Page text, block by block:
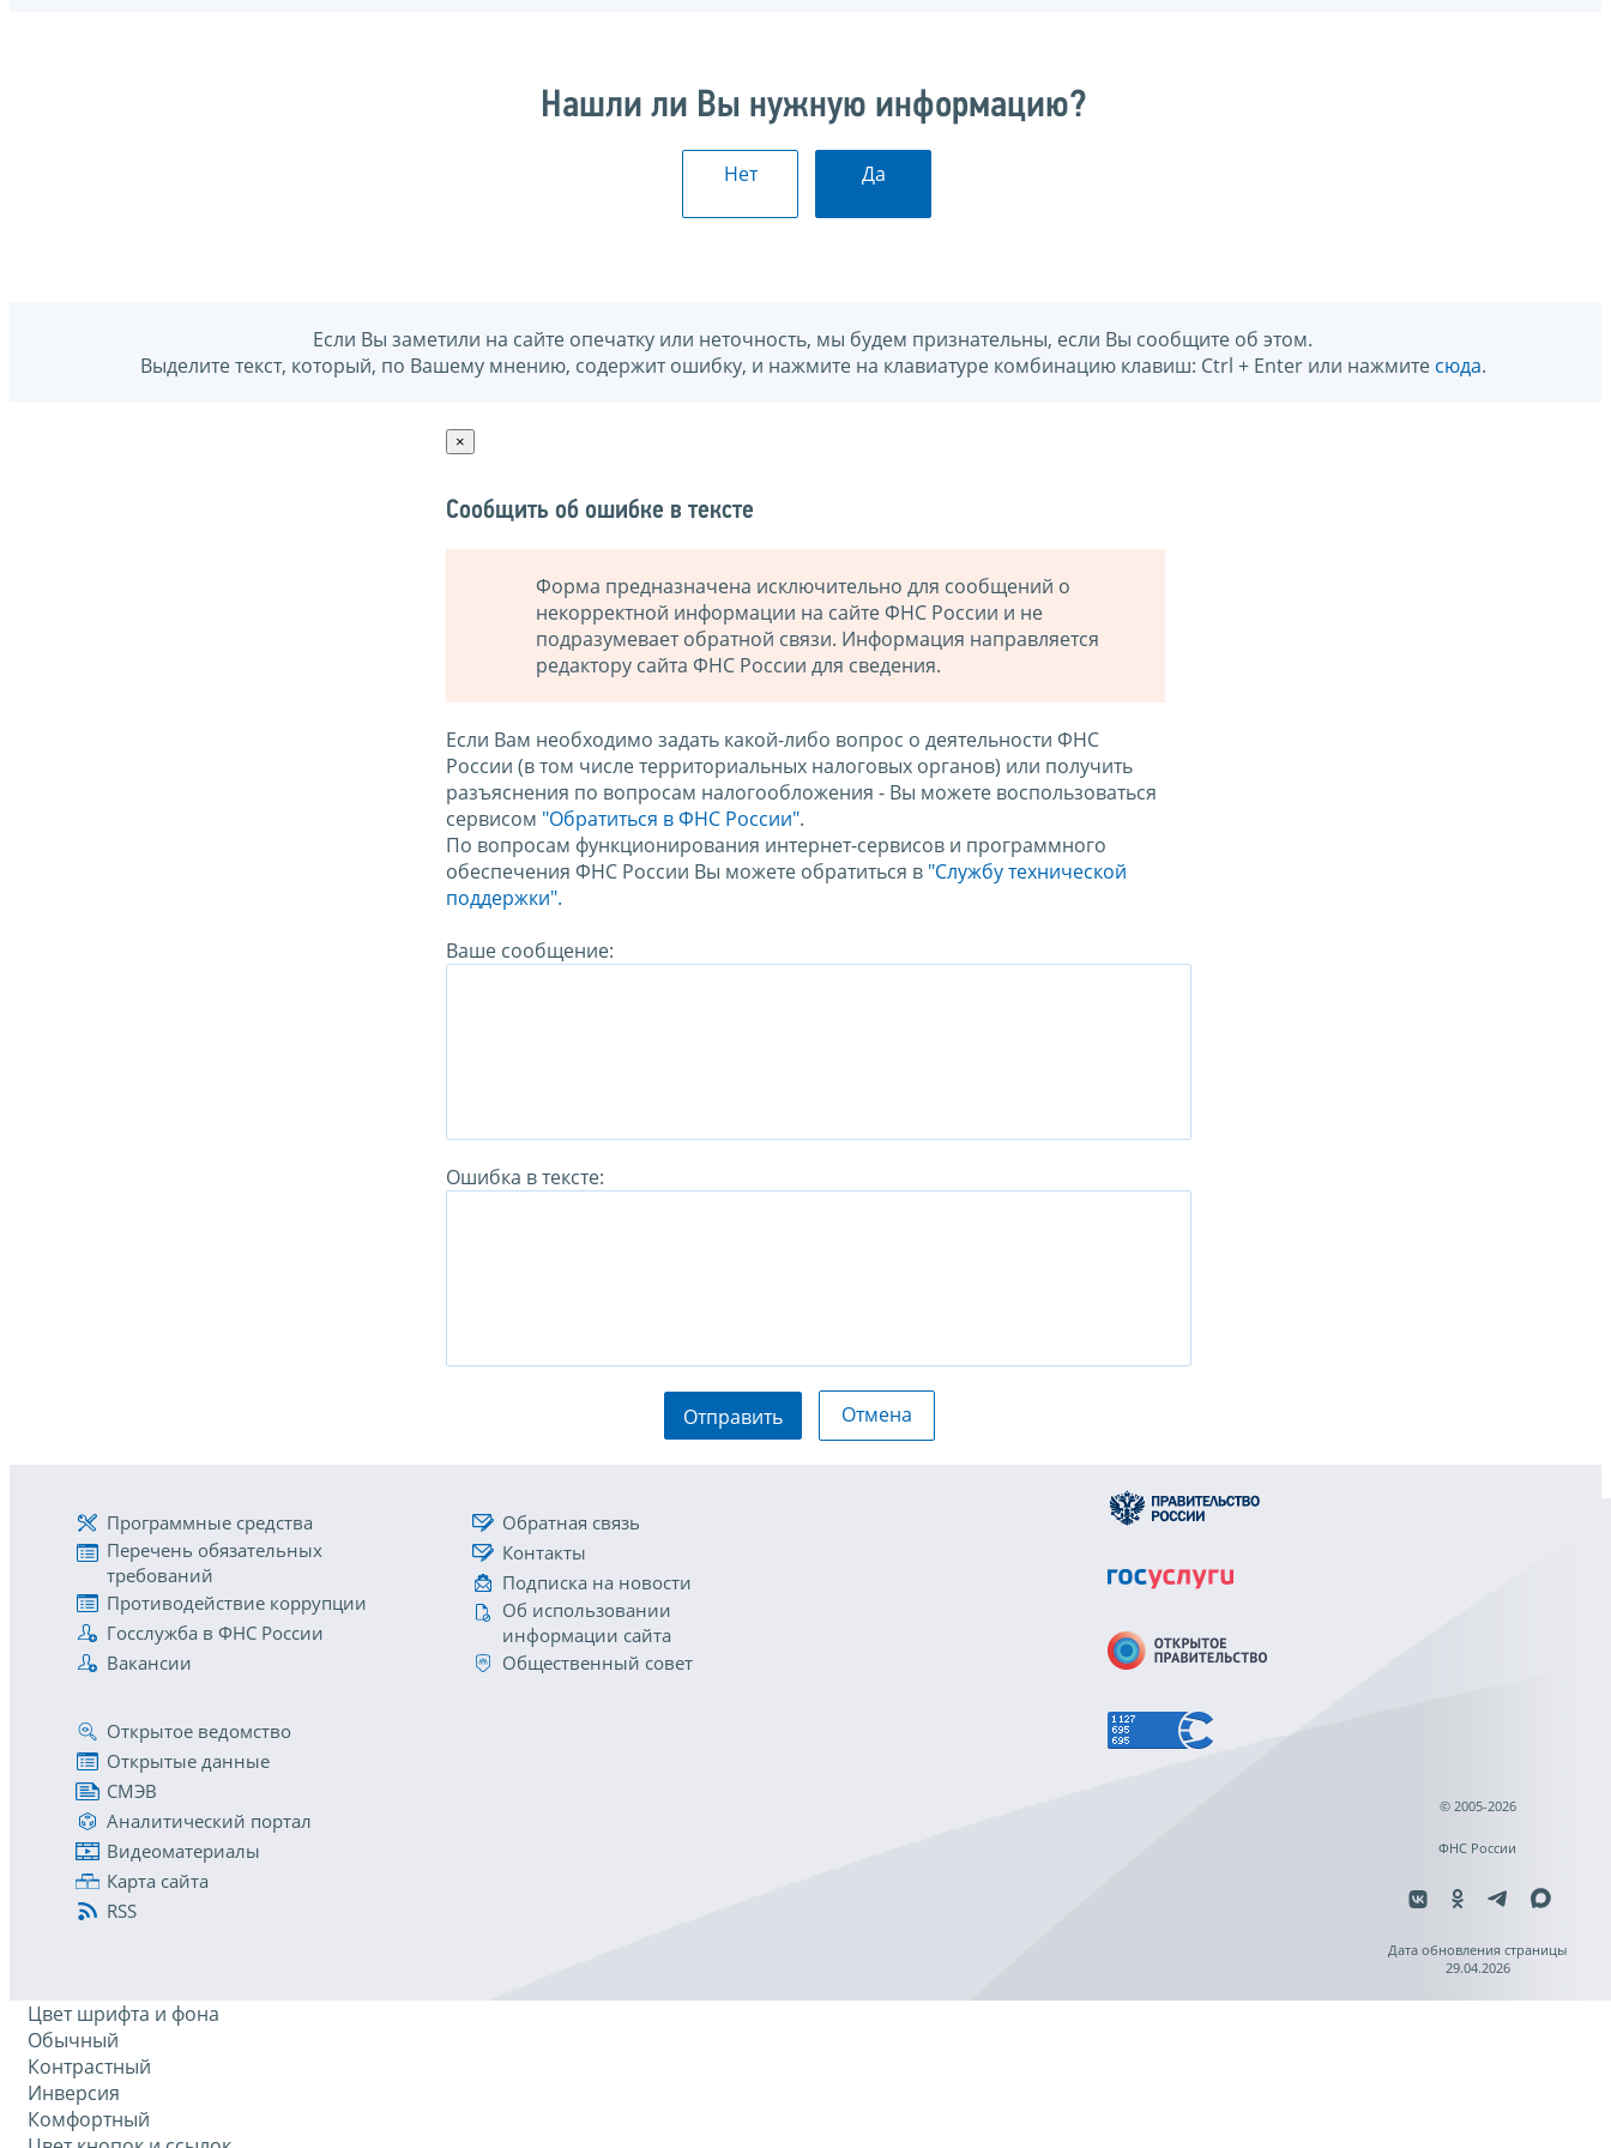
Нашли ли Вы нужную информацию?
Нет Да
Если Вы заметили на сайте опечатку или неточность, мы будем признательны, если Вы сообщите об этом.
Выделите текст, который, по Вашему мнению, содержит ошибку, и нажмите на клавиатуре комбинацию клавиш: Ctrl + Enter или нажмите сюда.
×
Сообщить об ошибке в тексте
Форма предназначена исключительно для сообщений о
некорректной информации на сайте ФНС России и не
подразумевает обратной связи. Информация направляется
редактору сайта ФНС России для сведения.
Если Вам необходимо задать какой-либо вопрос о деятельности ФНС
России (в том числе территориальных налоговых органов) или получить
разъяснения по вопросам налогообложения - Вы можете воспользоваться
сервисом "Обратиться в ФНС России".
По вопросам функционирования интернет-сервисов и программного
обеспечения ФНС России Вы можете обратиться в "Службу технической
поддержки".
Ваше сообщение:
Ошибка в тексте:
Отправить Отмена
Программные средства
Перечень обязательных
требований
Противодействие коррупции
Госслужба в ФНС России
Вакансии
Обратная связь
Контакты
Подписка на новости
Об использовании
информации сайта
Общественный совет
Открытое ведомство
Открытые данные
СМЭВ
Аналитический портал
Видеоматериалы
Карта сайта
RSS
© 2005-2026
ФНС России
Дата обновления страницы
29.04.2026
Цвет шрифта и фона
Обычный
Контрастный
Инверсия
Комфортный